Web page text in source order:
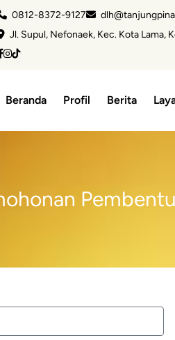
0812-8372-9127
Jl. Supul, Nefonaek, Kec. Kota Lama,
Beranda Profil Berita